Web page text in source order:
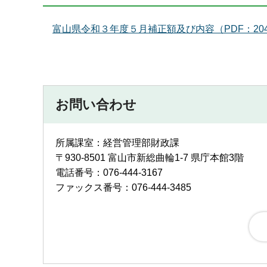
富山県令和３年度５月補正額及び内容（PDF：
お問い合わせ
所属課室：経営管理部財政課
〒930-8501 富山市新総曲輪1-7 県庁本館3階
電話番号：076-444-3167
ファックス番号：076-444-3485